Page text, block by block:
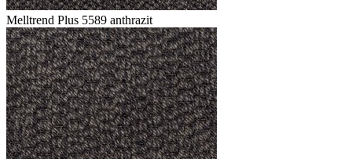
Melltrend Plus 5589 anthrazit